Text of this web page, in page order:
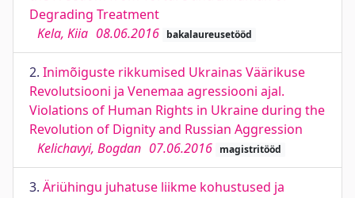
Degrading Treatment
Kela, Kiia 08.06.2016 bakalaureusetööd
2. Inimõiguste rikkumised Ukrainas Väärikuse
Revolutsiooni ja Venemaa agressiooni ajal.
Violations of Human Rights in Ukraine during the
Revolution of Dignity and Russian Аggression
Kelichavyi, Bogdan 07.06.2016 magistritööd
3. Äriühingu juhatuse liikme kohustused ja